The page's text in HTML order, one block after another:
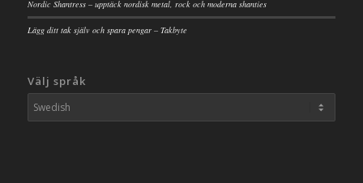
Nordic Shantress – upptäck nordisk metal, rock och moderna shanties
Lägg ditt tak själv och spara pengar – Takbyte
Välj språk